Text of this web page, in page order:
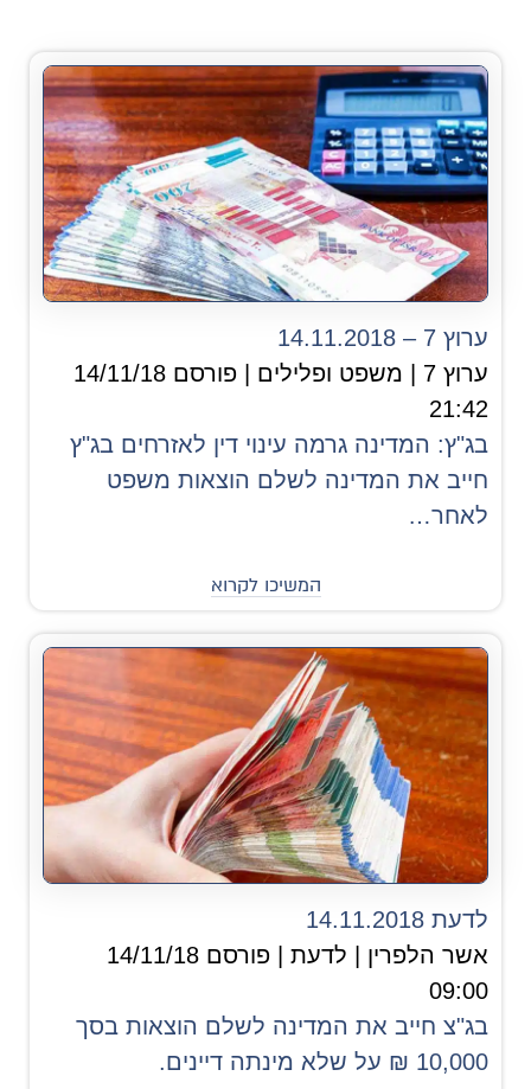
ערוץ 7 – 14.11.2018
ערוץ 7 | משפט ופלילים | פורסם 14/11/18
21:42
בג"ץ: המדינה גרמה עינוי דין לאזרחים בג"ץ
חייב את המדינה לשלם הוצאות משפט
לאחר…
המשיכו לקרוא
לדעת 14.11.2018
אשר הלפרין | לדעת | פורסם 14/11/18
09:00
בג"צ חייב את המדינה לשלם הוצאות בסך
10,000 ₪ על שלא מינתה דיינים.